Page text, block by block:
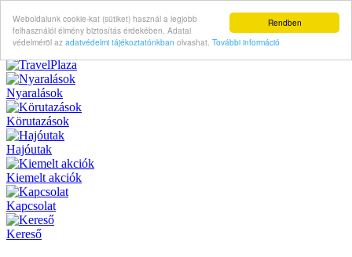
Rendben
Weboldalunk cookie-kat (sütiket) használ a legjobb
felhasználói élmény biztosítás érdekében. Adatai
védelméröl az adatvédelmi tájékoztatónkban olvashat. További információ
Nyaralások
Körutazások
Hajóutak
Kiemelt akciók
Kapcsolat
Kereső